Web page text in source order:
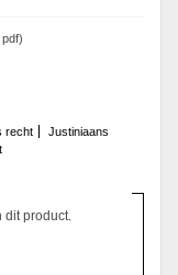
recht
Justiniaans
dit product.